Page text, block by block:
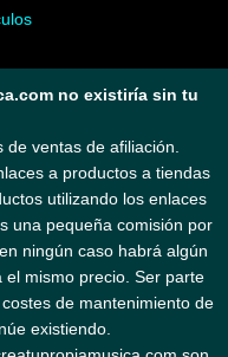
no existiría sin tu
ventas de afiliación.
a productos a tiendas
utilizando los enlaces
una pequeña comisión por
ningún caso habrá algún
mismo precio. Ser parte
de mantenimiento de
existiendo.